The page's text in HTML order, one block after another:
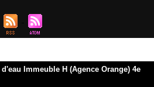
Immeuble H (Agence Orange) 4e